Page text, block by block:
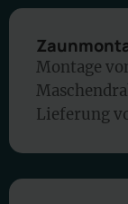
Montage
Lieferung